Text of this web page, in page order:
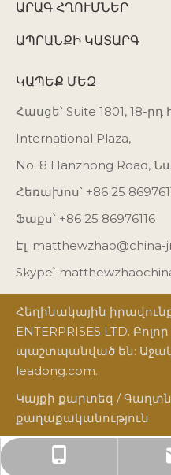
+86
ԱՐԱԳ ՀՂՈՒՄՆԵՐ
ԱՊՐԱՆՔԻ ԿԱՏԱՐԳ
ԿԱՊԵՔ ՄԵԶ
Հասցե՝ Suite 1801, 18-
International Plaza,
No. 8 Hanzhong Road,
Հեռախոս՝ +86 25
Ֆաքս՝ +86 25 86976116
Էլ. matthewzhao@china-
Skype՝
Հեղինակային
ENTERPRISES LTD.
պաշտպանված են:
leadong.com.
Կայքի քարտեզ /
քաղաքականություն